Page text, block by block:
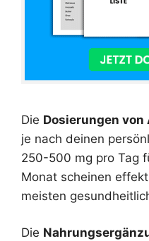
Die Dosierungen von
je nach deinen
250-500 mg pro Tag
Monat scheinen
meisten
Die